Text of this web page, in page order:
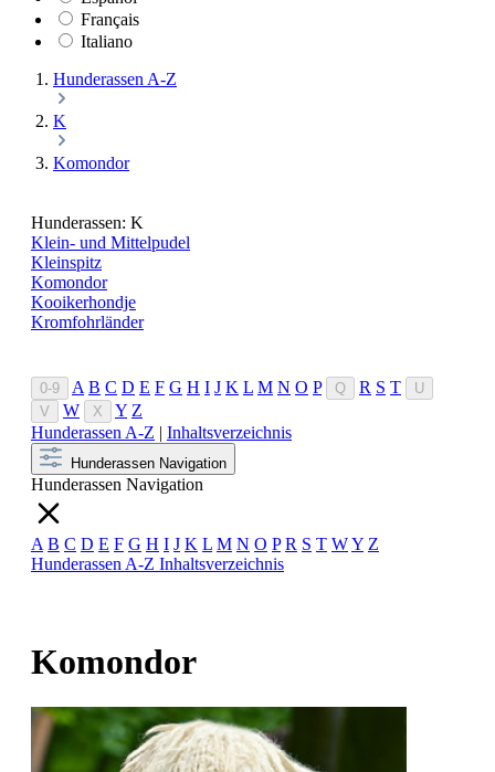
Français
Italiano
Hunderassen A-Z
K
Komondor
Hunderassen: K
Klein- und Mittelpudel
Kleinspitz
Komondor
Kooikerhondje
Kromfohrländer
0-9 A B C D E F G H I J K L M N O P Q R S T
U
V
W X Y Z
Hunderassen A-Z | Inhaltsverzeichnis
Hunderassen Navigation
Hunderassen Navigation
A B C D E F G H I J K L M N O P R S T WY Z
Hunderassen A-Z Inhaltsverzeichnis
Komondor